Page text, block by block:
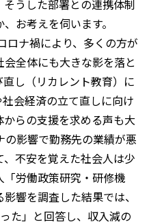
うした部署との連携体制
、お考えを伺います。
ロナ禍により、多くの方が
全体にも大きな影を落と
し（リカレント教育）に
会経済の立て直しに向け
らの支援を求める声も大
の影響で勤務先の業績が悪
不安を覚えた社会人は少
労働政策研究・研修機
響を調査した結果では、
た」と回答し、収入減の